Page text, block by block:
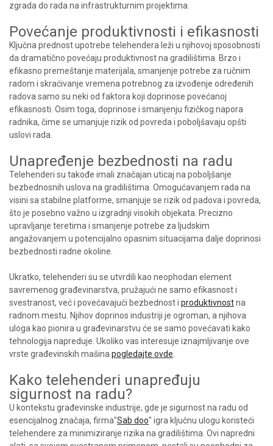
zgrada do rada na infrastrukturnim projektima.
Povećanje produktivnosti i efikasnosti
Ključna prednost upotrebe telehendera leži u njihovoj sposobnosti
da dramatično povećaju produktivnost na gradilištima. Brzo i
efikasno premeštanje materijala, smanjenje potrebe za ručnim
radom i skraćivanje vremena potrebnog za izvođenje određenih
radova samo su neki od faktora koji doprinose povećanoj
efikasnosti. Osim toga, doprinose i smanjenju fizičkog napora
radnika, čime se umanjuje rizik od povreda i poboljšavaju opšti
uslovi rada.
Unapređenje bezbednosti na radu
Telehenderi su takođe imali značajan uticaj na poboljšanje
bezbednosnih uslova na gradilištima. Omogućavanjem rada na
visini sa stabilne platforme, smanjuje se rizik od padova i povreda,
što je posebno važno u izgradnji visokih objekata. Precizno
upravljanje teretima i smanjenje potrebe za ljudskim
angažovanjem u potencijalno opasnim situacijama dalje doprinosi
bezbednosti radne okoline.
Ukratko, telehenderi su se utvrdili kao neophodan element
savremenog građevinarstva, pružajući ne samo efikasnost i
svestranost, već i povećavajući bezbednost i produktivnostna
radnom mestu. Njihov doprinos industriji je ogroman, a njihova
uloga kao pionira u građevinarstvu će se samo povećavati kako
tehnologija napreduje. Ukoliko vas interesuje iznajmljivanje ove
vrste građevinskih mašinapogledajte ovde.
Kako telehenderi unapređuju
sigurnost na radu?
U kontekstu građevinske industrije, gde je sigurnost na radu od
esencijalnog značaja, firma"Sab doo" igra ključnu ulogu koristeći
telehendere za minimiziranje rizika na gradilištima. Ovi napredni